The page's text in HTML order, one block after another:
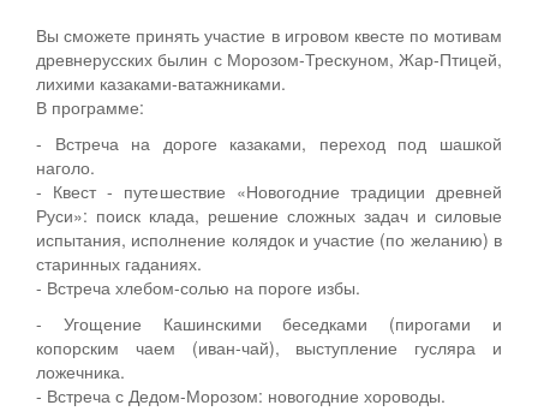
Вы сможете принять участие в игровом квесте по мотивам
древнерусских былин с Морозом-Трескуном, Жар-Птицей,
лихими казаками-ватажниками.
В программе:
- Встреча на дороге казаками, переход под шашкой
наголо.
- Квест - путешествие «Новогодние традиции древней
Руси»: поиск клада, решение сложных задач и силовые
испытания, исполнение колядок и участие (по желанию) в
старинных гаданиях.
- Встреча хлебом-солью на пороге избы.
- Угощение Кашинскими беседками (пирогами и
копорским чаем (иван-чай), выступление гусляра и
ложечника.
- Встреча с Дедом-Морозом: новогодние хороводы.